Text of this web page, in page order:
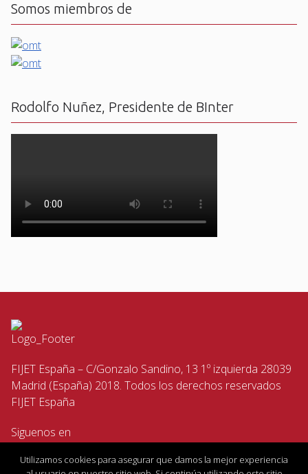
Somos miembros de
Rodolfo Nuñez, Presidente de BInter
FIJET España – C/Gonzalo Sandino, 13 1º izquierda 28039
Madrid (España) 2018. Todos los derechos reservados
FIJET España
Siguenos en
Utilizamos cookies para asegurar que damos la mejor experiencia